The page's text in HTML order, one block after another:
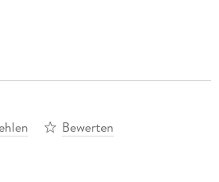
Bewerten